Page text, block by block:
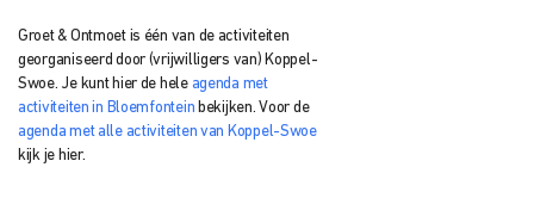
Groet & Ontmoet is één van de activiteiten
georganiseerd door (vrijwilligers van) Koppel-
Swoe. Je kunt hier de hele agenda met
activiteiten in Bloemfontein bekijken. Voor de
agenda met alle activiteiten van Koppel-Swoe
kijk je hier.